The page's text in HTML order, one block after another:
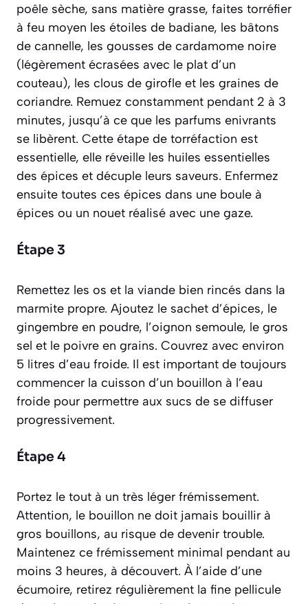
poêle sèche, sans matière grasse, faites torréfier
à feu moyen les étoiles de badiane, les bâtons
de cannelle, les gousses de cardamome noire
(légèrement écrasées avec le plat d’un
couteau), les clous de girofle et les graines de
coriandre. Remuez constamment pendant 2 à 3
minutes, jusqu’à ce que les parfums enivrants
se libèrent. Cette étape de torréfaction est
essentielle, elle réveille les huiles essentielles
des épices et décuple leurs saveurs. Enfermez
ensuite toutes ces épices dans une boule à
épices ou un nouet réalisé avec une gaze.
Étape 3
Remettez les os et la viande bien rincés dans la
marmite propre. Ajoutez le sachet d’épices, le
gingembre en poudre, l’oignon semoule, le gros
sel et le poivre en grains. Couvrez avec environ
5 litres d’eau froide. Il est important de toujours
commencer la cuisson d’un bouillon à l’eau
froide pour permettre aux sucs de se diffuser
progressivement.
Étape 4
Portez le tout à un très léger frémissement.
Attention, le bouillon ne doit jamais bouillir à
gros bouillons, au risque de devenir trouble.
Maintenez ce frémissement minimal pendant au
moins 3 heures, à découvert. À l’aide d’une
écumoire, retirez régulièrement la fine pellicule